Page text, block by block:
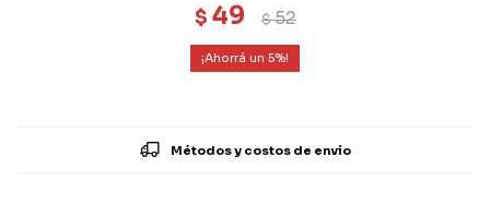
$ 49 $52
5
Métodos y costos de envío